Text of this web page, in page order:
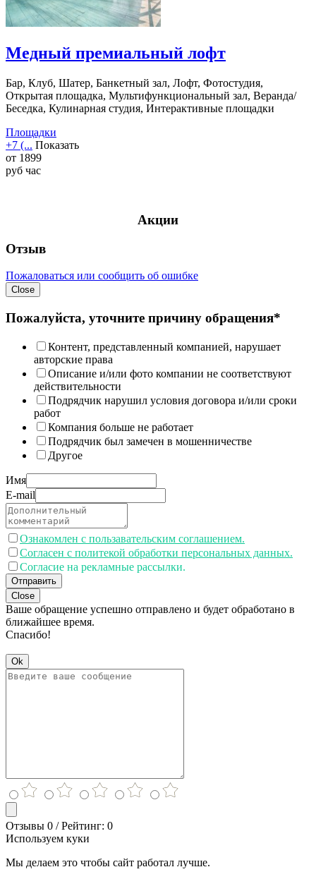
Медный премиальный лофт
Бар, Клуб, Шатер, Банкетный зал, Лофт, Фотостудия,
Открытая площадка, Мультифункциональный зал, Веранда/
Беседка, Кулинарная студия, Интерактивные площадки
Площадки
+7 (... Показать
от 1899
руб час
Акции
Отзыв
Пожаловаться или сообщить об ошибке
Close
Пожалуйста, уточните причину обращения*
Контент, представленный компанией, нарушает
авторские права
Описание и/или фото компании не соответствуют
действительности
Подрядчик нарушил условия договора и/или сроки
работ
Компания больше не работает
Подрядчик был замечен в мошенничестве
Другое
Имя
E-mail
Ознакомлен с пользавательским соглашением.
Согласен с политекой обработки персональных данных.
Согласие на рекламные рассылки.
Отправить
Close
Ваше обращение успешно отправлено и будет обработано в
ближайшее время.
Спасибо!
Ok
Отзывы 0 / Рейтинг: 0
Используем куки
Мы делаем это чтобы сайт работал лучше.